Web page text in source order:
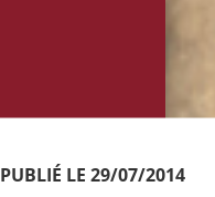
PUBLIÉ LE 29/07/2014